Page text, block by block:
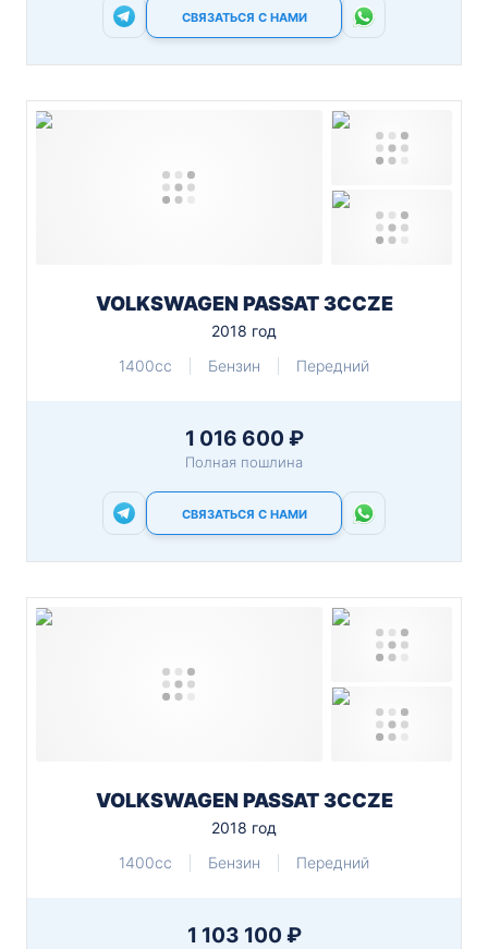
СВЯЗАТЬСЯ С НАМИ
VOLKSWAGEN PASSAT 3CCZE
2018 год
1400cc
Бензин Передний
1 016 600 ₽
Полная пошлина
СВЯЗАТЬСЯ С НАМИ
VOLKSWAGEN PASSAT 3CCZE
2018 год
1400cc
Бензин Передний
1 103 100 ₽